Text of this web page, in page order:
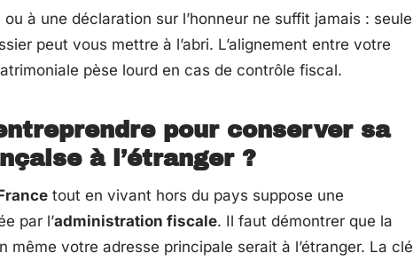
à une déclaration sur l’honneur ne suffit jamais : seule
peut vous mettre à l’abri. L’alignement entre votre
pèse lourd en cas de contrôle fiscal.
pour conserver sa
à l’étranger ?
tout en vivant hors du pays suppose une
par l’administration fiscale. Il faut démontrer que la
même votre adresse principale serait à l’étranger. La clé